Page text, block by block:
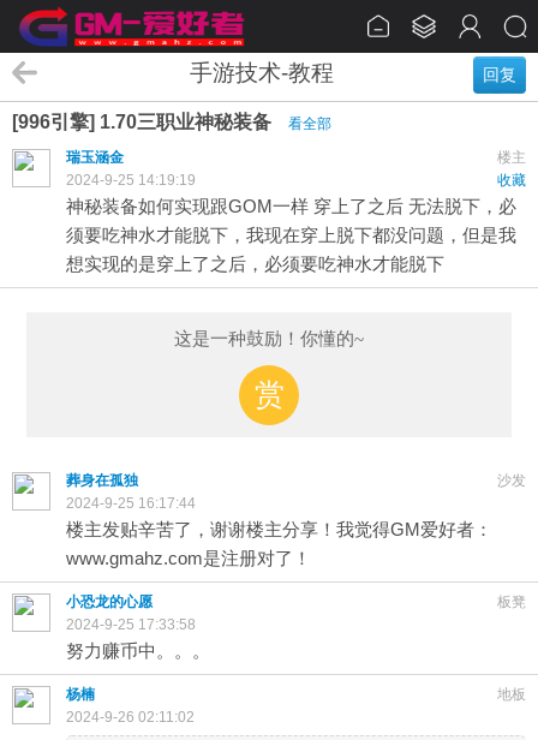
回复
手游技术-教程
[996引擎] 1.70三职业神秘装备
看全部
楼主
瑞玉涵金
收藏
2024-9-25 14:19:19
神秘装备如何实现跟GOM一样 穿上了之后 无法脱下，必
须要吃神水才能脱下，我现在穿上脱下都没问题，但是我
想实现的是穿上了之后，必须要吃神水才能脱下
这是一种鼓励！你懂的~
赏
沙发
葬身在孤独
2024-9-25 16:17:44
楼主发贴辛苦了，谢谢楼主分享！我觉得GM爱好者：
www.gmahz.com是注册对了！
板凳
小恐龙的心愿
2024-9-25 17:33:58
努力赚币中。。。
地板
杨楠
2024-9-26 02:11:02